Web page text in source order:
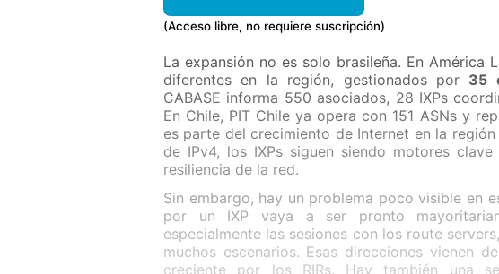
(Acceso libre, no requiere suscripción)
La expansión no es solo brasileña. En América
diferentes en la región, gestionados por 35
CABASE informa 550 asociados, 28 IXPs
En Chile, PIT Chile ya opera con 151 ASNs y
es parte del crecimiento de Internet en la
de IPv4, los IXPs siguen siendo motores
resiliencia de la red.
Sin embargo, hay un problema poco visible en
por un IXP vaya a ser pronto
especialmente las sesiones con los route
muchos escenarios. Esas direcciones vienen
creciente por los RIRs. Hay también una